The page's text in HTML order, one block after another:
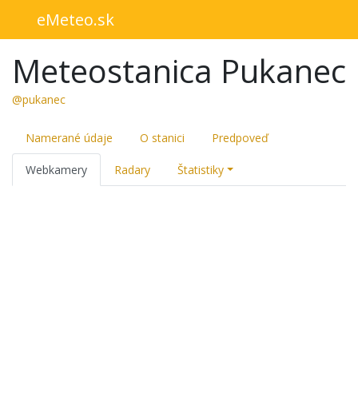
eMeteo.sk
Meteostanica Pukanec
@pukanec
Namerané údaje O stanici Predpoveď
Webkamery Radary Štatistiky